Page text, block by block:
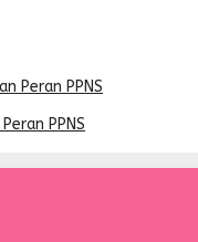
PPNS